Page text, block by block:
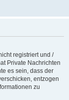
registriert und /
Private Nachrichten
es sein, dass der
entzogen
zu